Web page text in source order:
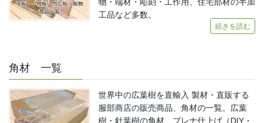
工品など多数。
続きを読む
角材 一覧
世界中の広葉樹を直輸入 製材・直販する
服部商店の販売商品、角材の一覧。広葉
樹・針葉樹の角材、プレナ仕上げ（DIY・